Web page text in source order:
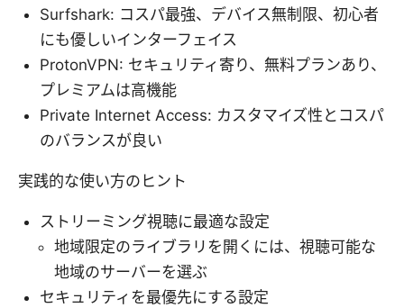
Surfshark: コスパ最強、デバイス無制限、初心者
にも優しいインターフェイス
ProtonVPN: セキュリティ寄り、無料プランあり、
プレミアムは高機能
Private Internet Access: カスタマイズ性とコスパ
のバランスが良い
実践的な使い方のヒント
ストリーミング視聴に最適な設定
地域限定のライブラリを開くには、視聴可能な
地域のサーバーを選ぶ
セキュリティを最優先にする設定